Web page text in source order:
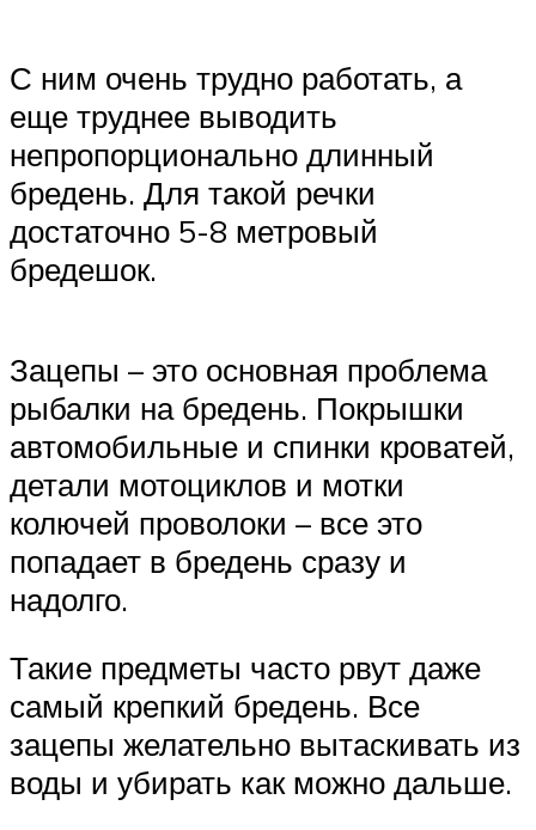
С ним очень трудно работать, а
еще труднее выводить
непропорционально длинный
бредень. Для такой речки
достаточно 5-8 метровый
бредешок.
Зацепы – это основная проблема
рыбалки на бредень. Покрышки
автомобильные и спинки кроватей,
детали мотоциклов и мотки
колючей проволоки – все это
попадает в бредень сразу и
надолго.
Такие предметы часто рвут даже
самый крепкий бредень. Все
зацепы желательно вытаскивать из
воды и убирать как можно дальше.